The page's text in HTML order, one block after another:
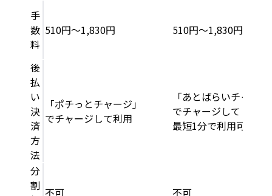
手
数
料
510円〜1,830円 510円〜1,830円
後
払
い
決
済
方
法
「ポチっとチャージ」
でチャージして利用
「あとばらいチャー
でチャージして
最短1分で利用可能
分
割 不可 不可